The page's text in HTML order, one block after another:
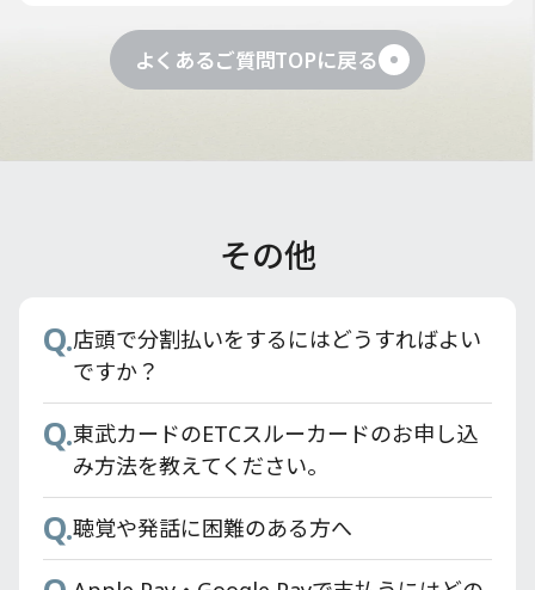
よくあるご質問TOPに戻る
Q.東武カードのETCスルーカードのお申し込
み方法を教えてください。
Q.東武カードの署名欄はどこですか？
Q.メールで「お申し込みいただいたカードの
お支払い口座設定のお願い」が届いたが、
WEBでの口座設定では希望する銀行が登録
Q.旧東武カードから東武カードへ切り替える
ことはできますか？
Q.東武カードはPASMOカードのオートチャー
ジ設定ができますか？
Q.東武カードにはPASMO機能が付いています
か？
Q.東武鉄道モバイル定期券はどのように購入
すればいいですか？
Q.東武鉄道モバイル定期券はどのように購入
すればいいですか？
Q.東武カードの支払いでポイント付与の対象
とならないものはありますか？
Q.従来の東武カードでためたポイント
（TOBU POINT）はどうなりますか？
Q.東武カードアプリでどんなことができます
か？
Q.利用明細はどうすれば確認できますか？
Q.東武カードアプリの対象カードは？
Q.Apple Pay・Google Payで支払うにはどの
その他
Q.店頭で分割払いをするにはどうすればよい
ですか？
Q.東武カードのETCスルーカードのお申し込
み方法を教えてください。
Q.聴覚や発話に困難のある方へ